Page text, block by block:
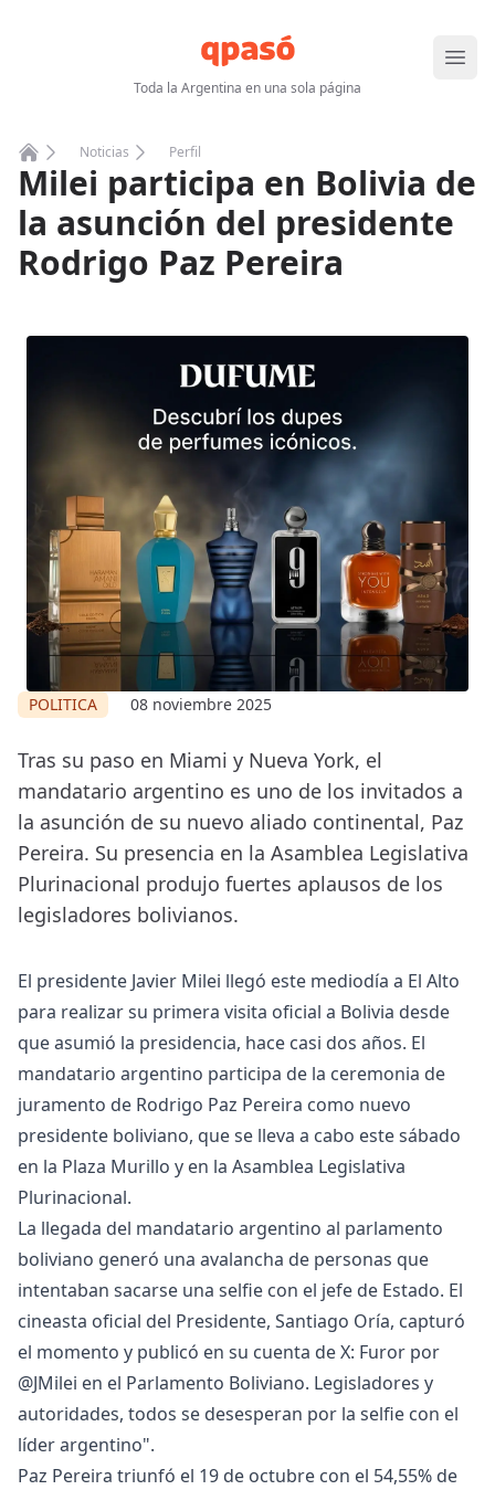
Toda la Argentina en una sola página
Abrir
Home
Noticias Perfil
Milei participa en Bolivia de
la asunción del presidente
Rodrigo Paz Pereira
POLITICA 08 noviembre 2025
Tras su paso en Miami y Nueva York, el
mandatario argentino es uno de los invitados a
la asunción de su nuevo aliado continental, Paz
Pereira. Su presencia en la Asamblea Legislativa
Plurinacional produjo fuertes aplausos de los
legisladores bolivianos.
El presidente Javier Milei llegó este mediodía a El Alto
para realizar su primera visita oficial a Bolivia desde
que asumió la presidencia, hace casi dos años. El
mandatario argentino participa de la ceremonia de
juramento de Rodrigo Paz Pereira como nuevo
presidente boliviano, que se lleva a cabo este sábado
en la Plaza Murillo y en la Asamblea Legislativa
Plurinacional.
La llegada del mandatario argentino al parlamento
boliviano generó una avalancha de personas que
intentaban sacarse una selfie con el jefe de Estado. El
cineasta oficial del Presidente, Santiago Oría, capturó
el momento y publicó en su cuenta de X: Furor por
@JMilei en el Parlamento Boliviano. Legisladores y
autoridades, todos se desesperan por la selfie con el
líder argentino".
Paz Pereira triunfó el 19 de octubre con el 54,55% de